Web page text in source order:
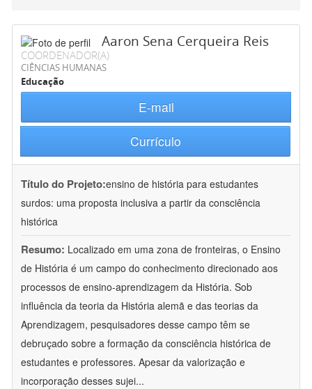
Aaron Sena Cerqueira Reis
COORDENADOR(A)
CIÊNCIAS HUMANAS
Educação
E-mail
Currículo
Título do Projeto:ensino de história para estudantes
surdos: uma proposta inclusiva a partir da consciência
histórica
Resumo: Localizado em uma zona de fronteiras, o Ensino
de História é um campo do conhecimento direcionado aos
processos de ensino-aprendizagem da História. Sob
influência da teoria da História alemã e das teorias da
Aprendizagem, pesquisadores desse campo têm se
debruçado sobre a formação da consciência histórica de
estudantes e professores. Apesar da valorização e
incorporação desses sujei...